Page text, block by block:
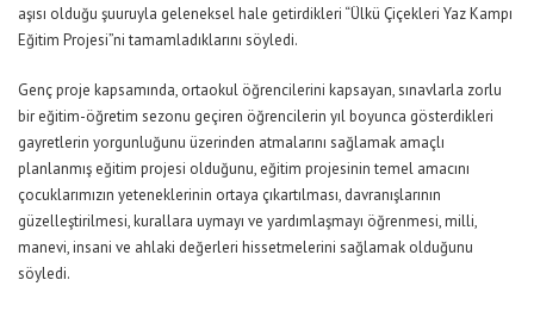
aşısı olduğu şuuruyla geleneksel hale getirdikleri “Ülkü Çiçekleri Yaz Kampı
Eğitim Projesi”ni tamamladıklarını söyledi.
Genç proje kapsamında, ortaokul öğrencilerini kapsayan, sınavlarla zorlu
bir eğitim-öğretim sezonu geçiren öğrencilerin yıl boyunca gösterdikleri
gayretlerin yorgunluğunu üzerinden atmalarını sağlamak amaçlı
planlanmış eğitim projesi olduğunu, eğitim projesinin temel amacını
çocuklarımızın yeteneklerinin ortaya çıkartılması, davranışlarının
güzelleştirilmesi, kurallara uymayı ve yardımlaşmayı öğrenmesi, milli,
manevi, insani ve ahlaki değerleri hissetmelerini sağlamak olduğunu
söyledi.